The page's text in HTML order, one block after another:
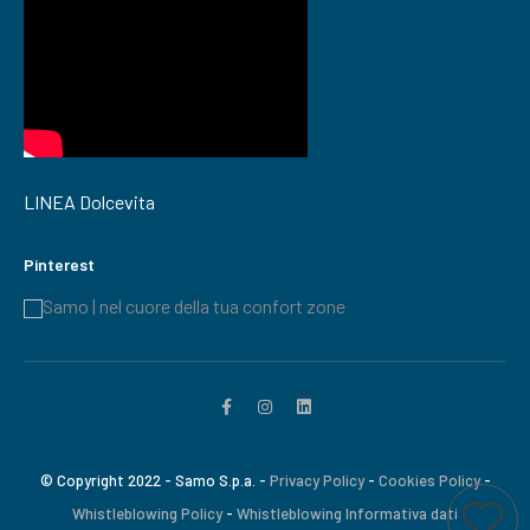
LINEA Dolcevita
Pinterest
Samo | nel cuore della tua confort zone
© Copyright 2022 - Samo S.p.a. - Privacy Policy- Cookies Policy-
Whistleblowing Policy- Whistleblowing Informativa dati